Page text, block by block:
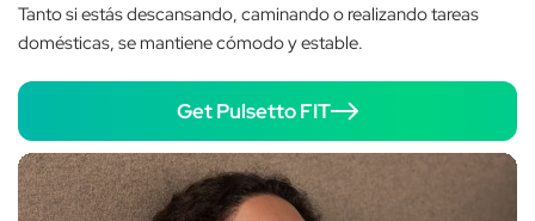
Tanto si estás descansando, caminando o realizando tareas
domésticas, se mantiene cómodo y estable.
Get Pulsetto FIT